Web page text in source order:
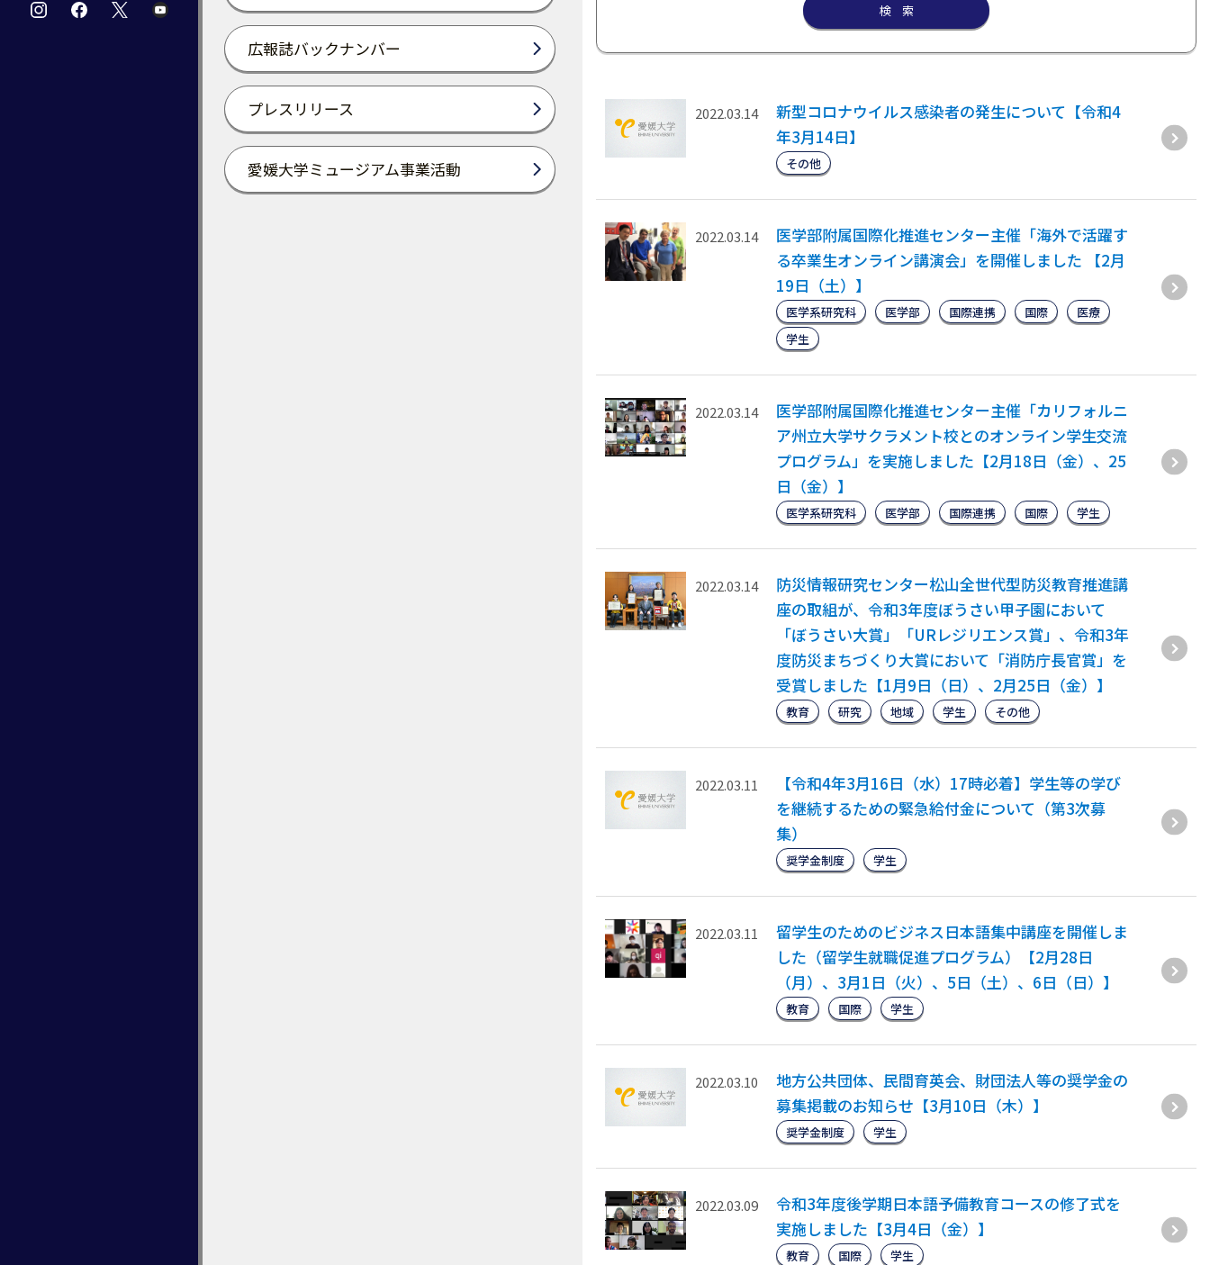
広報誌バックナンバー
プレスリリース
愛媛大学ミュージアム事業活動
検 索
2022.03.14
新型コロナウイルス感染者の発生について【令和4
年3月14日】
その他
2022.03.14
医学部附属国際化推進センター主催「海外で活躍す
る卒業生オンライン講演会」を開催しました 【2月
19日（土）】
医学系研究科 医学部 国際連携 国際
医療
学生
2022.03.14
医学部附属国際化推進センター主催「カリフォルニ
ア州立大学サクラメント校とのオンライン学生交流
プログラム」を実施しました【2月18日（金）、25
日（金）】
医学系研究科 医学部 国際連携 国際 学生
2022.03.14
防災情報研究センター松山全世代型防災教育推進講
座の取組が、令和3年度ぼうさい甲子園において
「ぼうさい大賞」「URレジリエンス賞」、令和3年
度防災まちづくり大賞において「消防庁長官賞」を
受賞しました【1月9日（日）、2月25日（金）】
教育 研究 地域 学生 その他
2022.03.11
【令和4年3月16日（水）17時必着】学生等の学び
を継続するための緊急給付金について（第3次募
集）
奨学金制度 学生
2022.03.11
留学生のためのビジネス日本語集中講座を開催しま
した（留学生就職促進プログラム）【2月28日
（月）、3月1日（火）、5日（土）、6日（日）】
教育 国際 学生
2022.03.10
地方公共団体、民間育英会、財団法人等の奨学金の
募集掲載のお知らせ【3月10日（木）】
奨学金制度 学生
2022.03.09
令和3年度後学期日本語予備教育コースの修了式を
実施しました【3月4日（金）】
教育 国際 学生